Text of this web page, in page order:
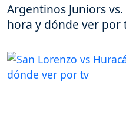
Argentinos Juniors
hora y dónde ver por